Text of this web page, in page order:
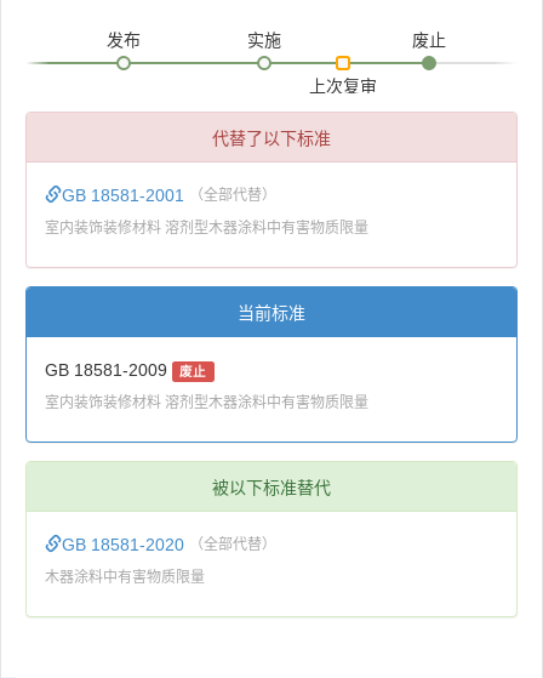
发布 实施
上次复审
废止
代替了以下标准
GB 18581-2001 （全部代替）
室内装饰装修材料 溶剂型木器涂料中有害物质限量
当前标准
GB 18581-2009 废止
室内装饰装修材料 溶剂型木器涂料中有害物质限量
被以下标准替代
GB 18581-2020 （全部代替）
木器涂料中有害物质限量